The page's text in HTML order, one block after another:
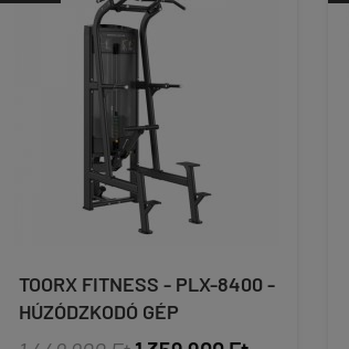
TOORX FITNESS - PLX-8400 -
HÚZÓDZKODÓ GÉP